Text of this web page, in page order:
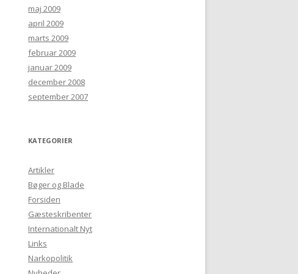
maj 2009
april 2009
marts 2009
februar 2009
januar 2009
december 2008
september 2007
KATEGORIER
Artikler
Bøger og Blade
Forsiden
Gæsteskribenter
Internationalt Nyt
Links
Narkopolitik